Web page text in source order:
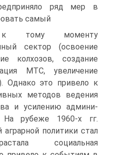
ряд мер в
самый
к тому моменту
сектор (освоение
колхозов, создание
МТС, увеличение
Однако это привело к
методов ведения
и усилению админи­
рубеже 1960-х гг.
политики стал
социальная